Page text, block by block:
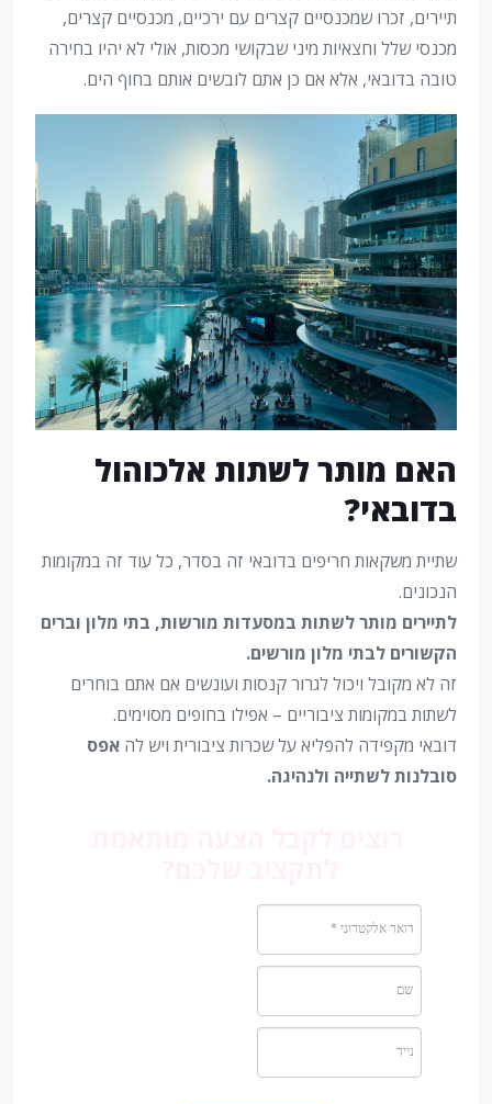
תיירים, זכרו שמכנסיים קצרים עם ירכיים, מכנסיים קצרים,
מכנסי שלל וחצאיות מיני שבקושי מכסות, אולי לא יהיו בחירה
טובה בדובאי, אלא אם כן אתם לובשים אותם בחוף הים.
האם מותר לשתות אלכוהול
בדובאי?
שתיית משקאות חריפים בדובאי זה בסדר, כל עוד זה במקומות
הנכונים.
לתיירים מותר לשתות במסעדות מורשות, בתי מלון וברים
הקשורים לבתי מלון מורשים.
זה לא מקובל ויכול לגרור קנסות ועונשים אם אתם בוחרים
לשתות במקומות ציבוריים – אפילו בחופים מסוימים.
דובאי מקפידה להפליא על שכרות ציבורית ויש לה אפס
סובלנות לשתייה ולנהיגה.